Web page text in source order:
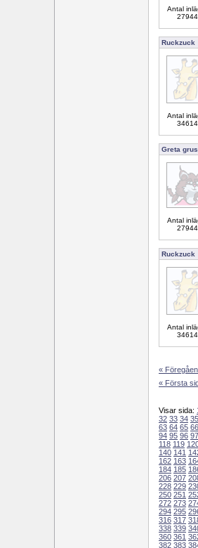
Antal
27944
Ruckzuck
Antal
34614
Greta grus
Antal
27944
Ruckzuck
Antal
34614
«
« Första
Visar sida:
32 33 34 35
63 64 65 66
94 95 96 97
118 119
140 141
162 163
184 185
206 207
228 229
250 251
272 273
294 295
316 317
338 339
360 361
382 383